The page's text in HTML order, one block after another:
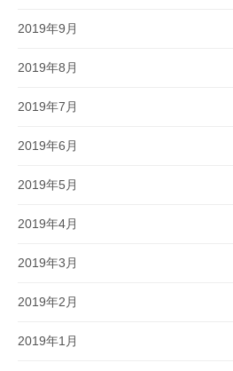
2019年9月
2019年8月
2019年7月
2019年6月
2019年5月
2019年4月
2019年3月
2019年2月
2019年1月